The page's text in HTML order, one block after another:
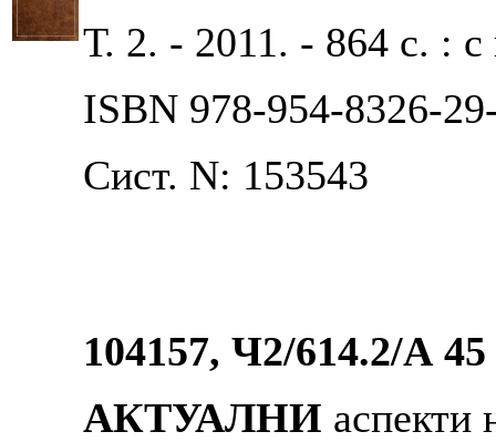
Т. 2. - 2011. - 864 с. : с
ISBN 978-954-8326-
Сист. N: 153543
104157, Ч2/614.2/А 45
АКТУАЛНИ аспекти